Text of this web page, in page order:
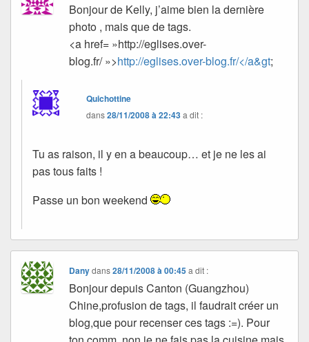
Bonjour de Kelly, j’aime bien la dernière
photo , mais que de tags.
<a href= »http://eglises.over-
blog.fr/ »>http://eglises.over-blog.fr/</a&gt;
Quichottine
dans28/11/2008 à 22:43a dit :
Tu as raison, il y en a beaucoup… et je ne les ai
pas tous faits !
Passe un bon weekend
Danydans28/11/2008 à 00:45 a dit :
Bonjour depuis Canton (Guangzhou)
Chine,profusion de tags, il faudrait créer un
blog,que pour recenser ces tags :=). Pour